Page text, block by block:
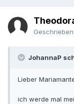
Geschrieben
JohannaP
Lieber
ich werde mal